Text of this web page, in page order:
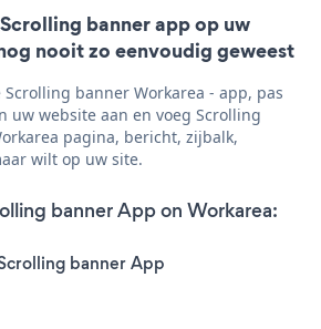
banner app op uw
nooit zo eenvoudig geweest
banner Workarea - app, pas
uw website aan en voeg Scrolling
pagina, bericht, zijbalk,
wilt op uw site.
banner App on Workarea:
banner App